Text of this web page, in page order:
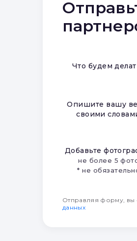
Что будем
Опишите вашу
своими
Добавьте
не более 5
* не
Отправляя форму, вы
данных